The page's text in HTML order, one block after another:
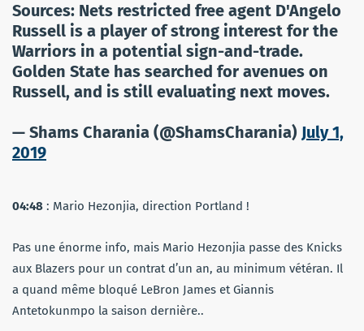
Sources: Nets restricted free agent D'Angelo
Russell is a player of strong interest for the
Warriors in a potential sign-and-trade.
Golden State has searched for avenues on
Russell, and is still evaluating next moves.
— Shams Charania (@ShamsCharania) July 1,
2019
04:48 : Mario Hezonjia, direction Portland !
Pas une énorme info, mais Mario Hezonjia passe des Knicks
aux Blazers pour un contrat d’un an, au minimum vétéran. Il
a quand même bloqué LeBron James et Giannis
Antetokunmpo la saison dernière..